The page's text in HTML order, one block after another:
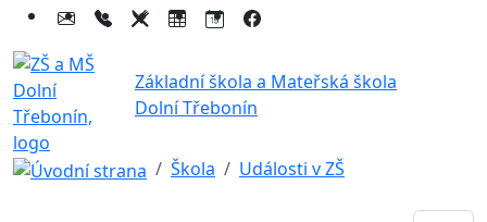
Základní škola a Mateřská škola
Dolní Třebonín
Škola Události v ZŠ